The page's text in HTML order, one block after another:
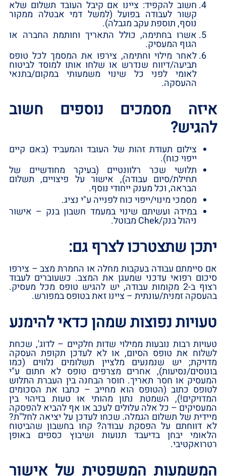
חשוב להקפיד:‏ ציינו אם קיבל העובד תשלום שלא
קשור לעבודה בפועל ‏(למשל דמי אבטלה ממקור
נוסף,‏ תוספת עקב מגבלה)‏.‏
אשרו בחתימה,‏ כולל התאריך וחותמת החברה או
הגוף המעסיק.‏
לאחר מילוי וחתימה,‏ צירפו את המסמך לכל טופס
תביעה/דיווח שנדרש או שלחו אותו למוסד לביטוח
לאומי לפני כל שינוי משמעותי במקום/בתנאי
ההעסקה.‏
איזה מסמכים נוספים חשוב
להגיש?‏
צילום תעודת זהות של העובד והמעביד ‏(באם קיים
ייפוי כוח)‏.‏
תלושי שכר רלוונטיים ‏(בעיקר מחודשיים של
תחילת/סיום עבודה)‏,‏ אישור על פיצויים,‏ תשלום
הבראה,‏ וכל מענק ייחודי נוסף.‏
מסמכי מינוי/ייפוי כוח לפנייה ע‏"י נציג.‏
במידה ועשיתם שינוי במעמד חשבון בנק – אישור
ניהול בנק/Chek מבוטל.‏
יתכן שתצטרכו לצרף גם:‏
אם סיימתם עבודה בעקבות מחלה או החמרת מצב – צירפו
סיכום רפואי עדכני שמעגן את המצב.‏ כשעוברים לעבוד
רצוף ב-2 מקומות עבודה,‏ יש להגיש טופס מכל מעסיק.‏
בהעסקה זמנית/עונתית – ציינו זאת בטופס במפורש.‏
טעויות נפוצות שמהן כדאי להימנע
טעויות רבות נובעות ממילוי שדות חלקיים – לדוג‏',‏ שכחת
לשלוח את טופס הסיום,‏ או לא לעדכן תקופת העסקה
מדויקת;‏ יש שנמנעים מלציין תשלומים נלווים ‏(כמו
בונוסים/נסיעות)‏,‏ אחרים מצרפים טופס לא חתום ע‏"י
המעסיק או חסר תאריך.‏ חוסר הבחנה בין העברת התלוש
לטופס כתוב ‏(הטופס הוא מחייב – כתבו את הסכומים
המדויקים!‏)‏,‏ השמטת נתון מהותי או טעות בזיהוי בין
המעסיקים – כל אלה עלולים לעכב או אף להביא להפסקה
מיידית של תשלום הגמלה.‏ שכחו לעדכן על יציאה לחל‏"ת?‏
לא דווחתם על הפסקת עבודה?‏ קחו בחשבון שהביטוח
הלאומי יבחן בדיעבד תנועות ושיבוץ כספים באופן
רטרואקטיבי.‏
המשמעות המשפטית של אישור